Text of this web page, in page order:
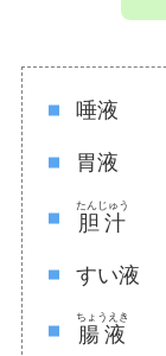
唾液
胃液
胆汁
たんじゅう
すい液
腸液
ちょうえき